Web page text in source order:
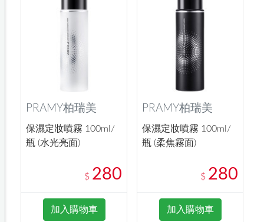
PRAMY柏瑞美
保濕定妝噴霧 100ml/
瓶 (水光亮面)
$ 280
加入購物車
PRAMY柏瑞美
保濕定妝噴霧 100ml/
瓶 (柔焦霧面)
$ 280
加入購物車